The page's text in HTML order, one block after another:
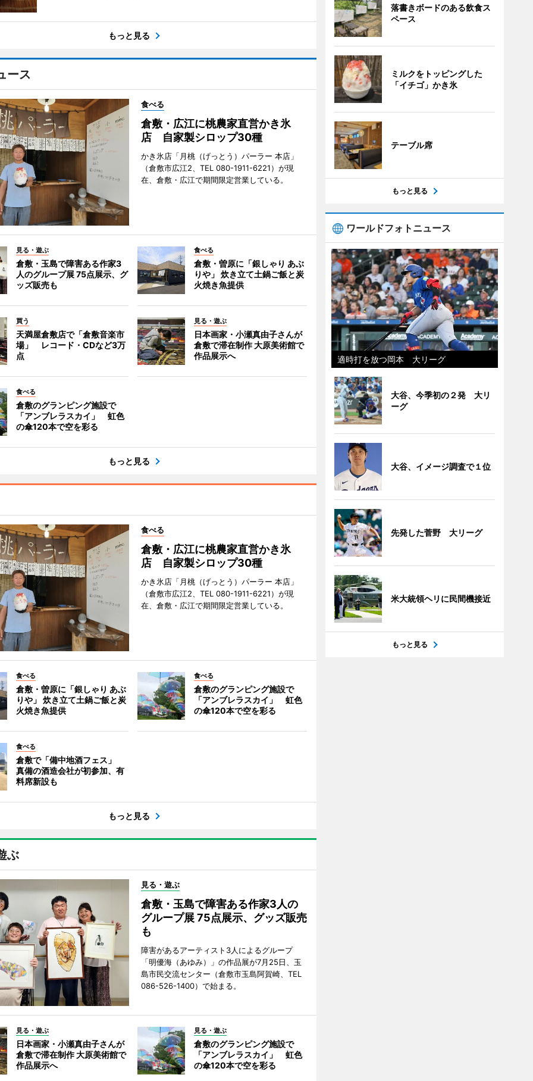
もっと見る
ース
食べる
倉敷・広江に桃農家直営かき氷
店 自家製シロップ30種
かき氷店「月桃（げっとう）パーラー 本店」
（倉敷市広江2、TEL 080-1911-6221）が現
在、倉敷・広江で期間限定営業している。
見る・遊ぶ
倉敷・玉島で障害ある作家3
人のグループ展 75点展示、グ
ッズ販売も
食べる
倉敷・曽原に「銀しゃり あぶ
りや」 炊き立て土鍋ご飯と炭
火焼き魚提供
買う
天満屋倉敷店で「倉敷音楽市
場」 レコード・CDなど3万
点
見る・遊ぶ
日本画家・小瀬真由子さんが
倉敷で滞在制作 大原美術館で
作品展示へ
食べる
倉敷のグランピング施設で
「アンブレラスカイ」 虹色
の傘120本で空を彩る
もっと見る
食べる
倉敷・広江に桃農家直営かき氷
店 自家製シロップ30種
かき氷店「月桃（げっとう）パーラー 本店」
（倉敷市広江2、TEL 080-1911-6221）が現
在、倉敷・広江で期間限定営業している。
食べる
倉敷・曽原に「銀しゃり あぶ
りや」 炊き立て土鍋ご飯と炭
火焼き魚提供
食べる
倉敷のグランピング施設で
「アンブレラスカイ」 虹色
の傘120本で空を彩る
食べる
倉敷で「備中地酒フェス」
真備の酒造会社が初参加、有
料席新設も
もっと見る
ぶ
見る・遊ぶ
倉敷・玉島で障害ある作家3人の
グループ展 75点展示、グッズ販売
も
障害があるアーティスト3人によるグループ
「明優海（あゆみ）」の作品展が7月25日、玉
島市民交流センター（倉敷市玉島阿賀崎、TEL
086-526-1400）で始まる。
見る・遊ぶ
日本画家・小瀬真由子さんが
倉敷で滞在制作 大原美術館で
作品展示へ
見る・遊ぶ
倉敷のグランピング施設で
「アンブレラスカイ」 虹色
の傘120本で空を彩る
落書きボードのある飲食ス
ペース
ミルクをトッピングした
「イチゴ」かき氷
テーブル席
もっと見る
ワールドフォトニュース
適時打を放つ岡本 大リーグ
大谷、今季初の２発 大リ
ーグ
大谷、イメージ調査で１位
先発した菅野 大リーグ
米大統領ヘリに民間機接近
もっと見る